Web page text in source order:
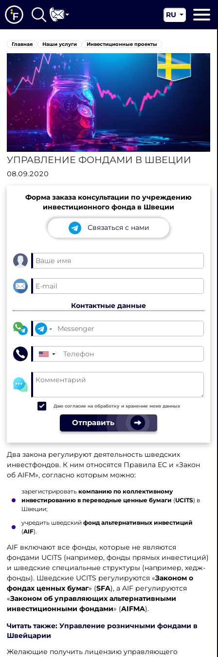
О нас
Наши услуги
Новости
Юрисдикции
Контакты
RU
EN
Главная Наши услуги Инвестиционные проекты
УПРАВЛЕНИЕ ФОНДАМИ В ШВЕЦИИ
08.09.2020
Форма заказа консультации по учреждению
инвестиционного фонда в Швеции
Связаться с нами
Контактные данные
▼
Даю согласие на обработку и хранение моих данных
Отправить
Два закона регулируют деятельность шведских
инвестфондов. К ним относятся Правила ЕС и «Закон
об AIFM», согласно которым можно:
зарегистрировать компанию по коллективному
инвестированию в переводные ценные бумаги (UCITS) в
Швеции;
учредить шведский фонд альтернативных инвестиций
(AIF).
AIF включают все фонды, которые не являются
фондами UCITS (например, фонды прямых инвестиций)
и шведские специальные структуры (например, хедж-
фонды). Шведские UCITS регулируются «Законом о
фондах ценных бумаг» (SFA), а AIF регулируются
«Законом об управляющих альтернативными
инвестиционными фондами» (AIFMA).
Читать также: Управление розничными фондами в
Швейцарии
Желающие получить лицензию управляющего